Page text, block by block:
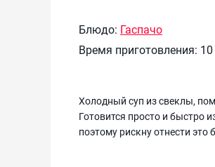
Блюдо: Гаспачо
Время приготовления:
Холодный суп из свеклы,
Готовится просто и быстро
поэтому рискну отнести это